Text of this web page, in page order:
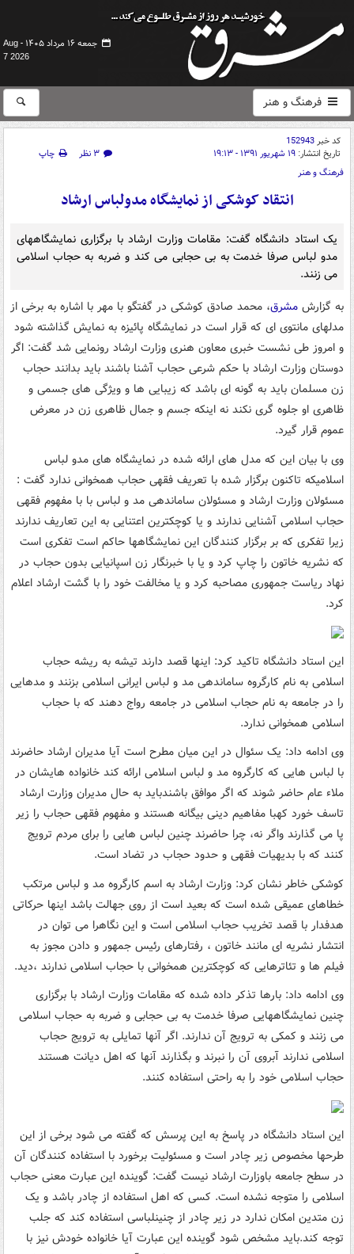
جمعه ۱۶ مرداد ۱۴۰۵ -
Aug
7 2026
فرهنگ و هنر
کد خبر152943
تاریخ انتشار: ۱۹ شهریور ۱۳۹۱ - ۱۹:۱۳ ۳ نظر
چاپ
فرهنگ و هنر
انتقاد کوشکی از نمایشگاه مدولباس ارشاد
یک استاد دانشگاه گفت: مقامات وزارت ارشاد با برگزاری نمایشگاههای
مدو لباس صرفا خدمت به بی حجابی می کند و ضربه به حجاب اسلامی
می زنند.
به گزارش مشرق، محمد صادق کوشکی در گفتگو با مهر با اشاره به برخی از
مدلهای مانتوی ای که قرار است در نمایشگاه پائیزه به نمایش گذاشته شود
و امروز طی نشست خبری معاون هنری وزارت ارشاد رونمایی شد گفت: اگر
دوستان وزارت ارشاد با حکم شرعی حجاب آشنا باشند باید بدانند حجاب
زن مسلمان باید به گونه ای باشد که زیبایی ها و ویژگی های جسمی و
ظاهری او جلوه گری نکند نه اینکه جسم و جمال ظاهری زن در معرض
عموم قرار گیرد.
وی با بیان این که مدل های ارائه شده در نمایشگاه های مدو لباس
اسلامیکه تاکنون برگزار شده با تعریف فقهی حجاب همخوانی ندارد گفت :
مسئولان وزارت ارشاد و مسئولان ساماندهی مد و لباس با با مفهوم فقهی
حجاب اسلامی آشنایی ندارند و یا کوچکترین اعتنایی به این تعاریف ندارند
زیرا تفکری که بر برگزار کنندگان این نمایشگاهها حاکم است تفکری است
که نشریه خاتون را چاپ کرد و یا با خبرنگار زن اسپانیایی بدون حجاب در
نهاد ریاست جمهوری مصاحبه کرد و یا مخالفت خود را با گشت ارشاد اعلام
کرد.
این استاد دانشگاه تاکید کرد: اینها قصد دارند تیشه به ریشه حجاب
اسلامی به نام کارگروه ساماندهی مد و لباس ایرانی اسلامی بزنند و مدهایی
را در جامعه به نام حجاب اسلامی در جامعه رواج دهند که با حجاب
اسلامی همخوانی ندارد.
وی ادامه داد: یک سئوال در این میان مطرح است آیا مدیران ارشاد حاضرند
با لباس هایی که کارگروه مد و لباس اسلامی ارائه کند خانواده هایشان در
ملاء عام حاضر شوند که اگر موافق باشندباید به حال مدیران وزارت ارشاد
تاسف خورد کهبا مفاهیم دینی بیگانه هستند و مفهوم فقهی حجاب را زیر
پا می گذارند واگر نه، چرا حاضرند چنین لباس هایی را برای مردم ترویج
کنند که با بدیهیات فقهی و حدود حجاب در تضاد است.
کوشکی خاطر نشان کرد: وزارت ارشاد به اسم کارگروه مد و لباس مرتکب
خطاهای عمیقی شده است که بعید است از روی جهالت باشد اینها حرکاتی
هدفدار با قصد تخریب حجاب اسلامی است و این نگاهرا می توان در
انتشار نشریه ای مانند خاتون ، رفتارهای رئیس جمهور و دادن مجوز به
فیلم ها و تئاترهایی که کوچکترین همخوانی با حجاب اسلامی ندارند ،دید.
وی ادامه داد: بارها تذکر داده شده که مقامات وزارت ارشاد با برگزاری
چنین نمایشگاههایی صرفا خدمت به بی حجابی و ضربه به حجاب اسلامی
می زنند و کمکی به ترویج آن ندارند. اگر آنها تمایلی به ترویج حجاب
اسلامی ندارند آبروی آن را نبرند و بگذارند آنها که اهل دیانت هستند
حجاب اسلامی خود را به راحتی استفاده کنند.
این استاد دانشگاه در پاسخ به این پرسش که گفته می شود برخی از این
طرحها مخصوص زیر چادر است و مسئولیت برخورد با استفاده کنندگان آن
در سطح جامعه باوزارت ارشاد نیست گفت: گوینده این عبارت معنی حجاب
اسلامی را متوجه نشده است. کسی که اهل استفاده از چادر باشد و یک
زن متدین امکان ندارد در زیر چادر از چنینلباسی استفاده کند که جلب
توجه کند.باید مشخص شود گوینده این عبارت آیا خانواده خودش نیز با